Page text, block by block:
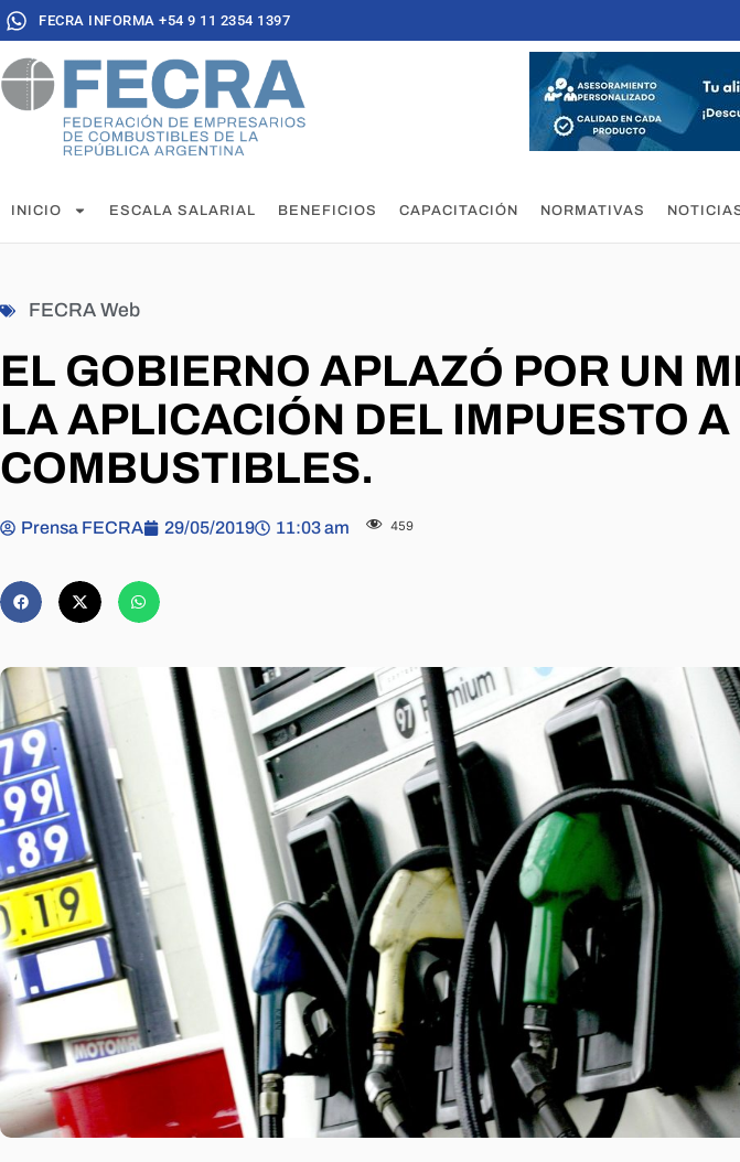
FECRA INFORMA +54 9 11 2354 1397
INICIO ESCALA SALARIAL BENEFICIOS CAPACITACIÓN NORMATIVAS
FECRA Web
EL GOBIERNO APLAZÓ POR UN
LA APLICACIÓN DEL IMPUESTO A
COMBUSTIBLES.
Prensa FECRA 29/05/2019 11:03 am 459